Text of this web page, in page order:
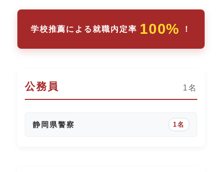
学校推薦による就職内定率 100% ！
公務員 1名
静岡県警察 1名